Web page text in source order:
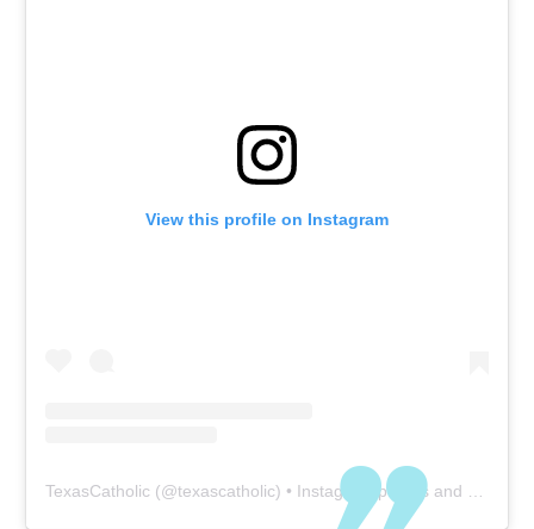
View this profile on Instagram
TexasCatholic (@texascatholic) • Instagram photos and videos